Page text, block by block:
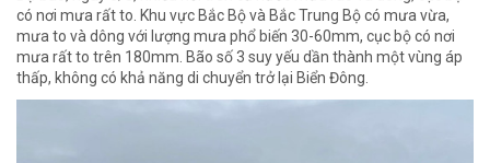
có nơi mưa rất to. Khu vực Bắc Bộ và Bắc Trung Bộ có mưa vừa,
mưa to và dông với lượng mưa phổ biến 30-60mm, cục bộ có nơi
mưa rất to trên 180mm. Bão số 3 suy yếu dần thành một vùng áp
thấp, không có khả năng di chuyển trở lại Biển Đông.